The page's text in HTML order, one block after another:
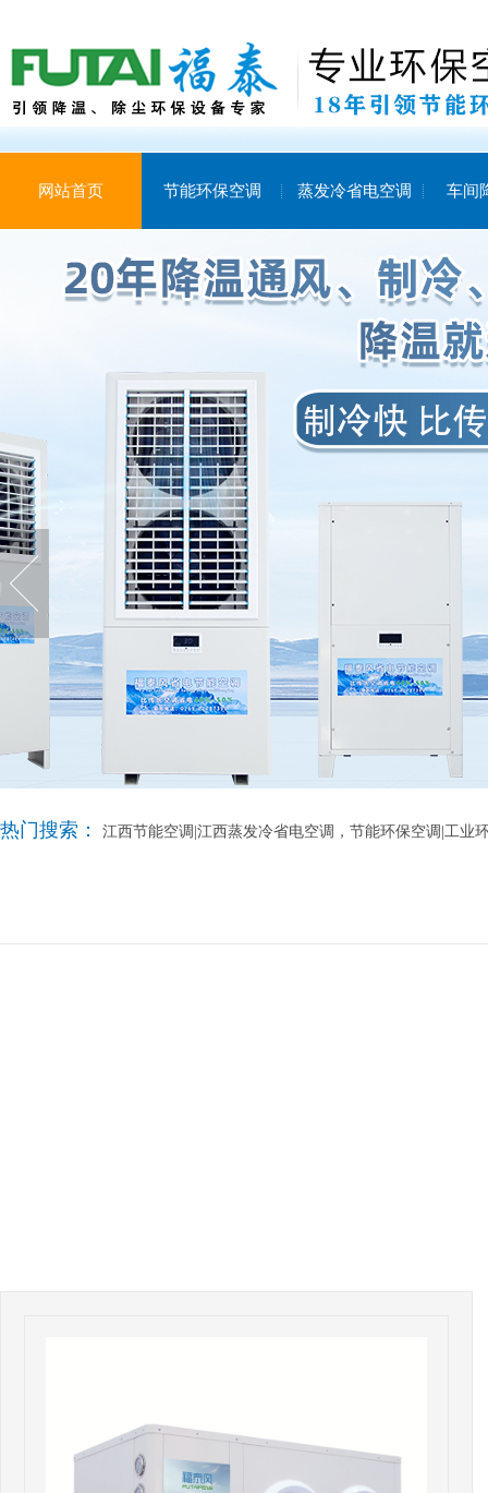
网站首页 节能环保空调 蒸发冷省电空调 车间
热门搜索： 江西节能空调|江西蒸发冷省电空调，节能环保空调|工业